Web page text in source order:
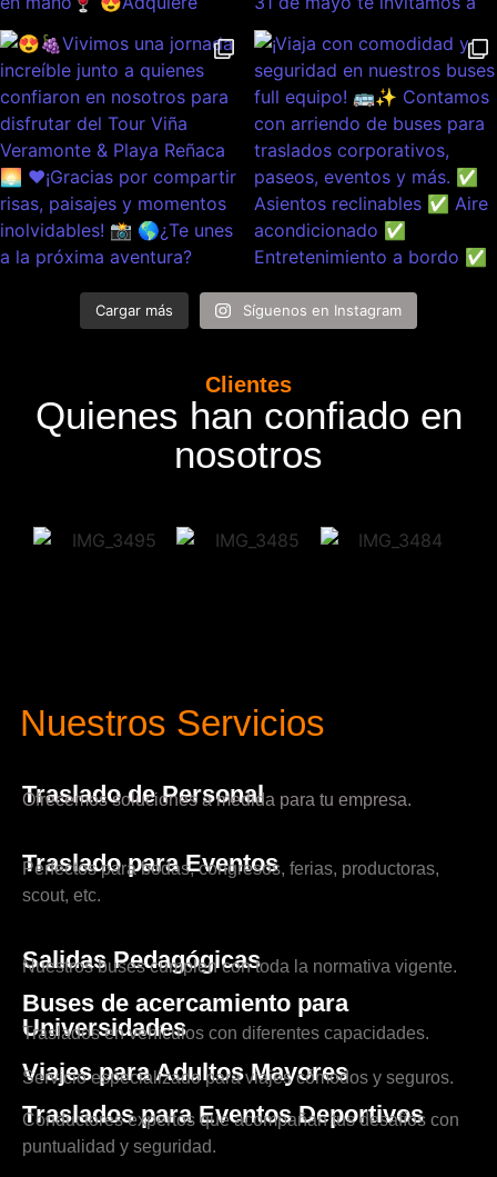
Cargar más Síguenos en Instagram
Clientes
Quienes han confiado en
nosotros
Nuestros Servicios
Traslado de Personal
Ofrecemos soluciones a medida para tu empresa.
Traslado para Eventos
Perfectos para bodas, congresos, ferias, productoras,
scout, etc.
Salidas Pedagógicas
Nuestros buses cumplen con toda la normativa vigente.
Buses de acercamiento para
Universidades
Traslados en vehículos con diferentes capacidades.
Viajes para Adultos Mayores
Servicio especializado para viajes cómodos y seguros.
Traslados para Eventos Deportivos
Conductores expertos que acompañan tus desafíos con
puntualidad y seguridad.